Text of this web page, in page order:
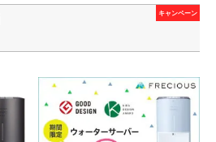
キャンペーン